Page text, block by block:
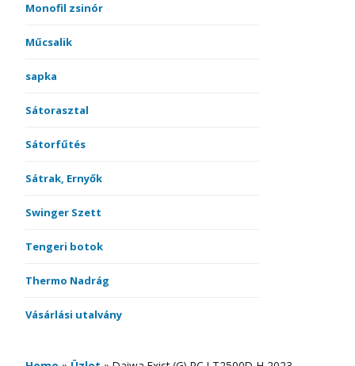
Monofil zsinór
Műcsalik
sapka
Sátorasztal
Sátorfűtés
Sátrak, Ernyők
Swinger Szett
Tengeri botok
Thermo Nadrág
Vásárlási utalvány